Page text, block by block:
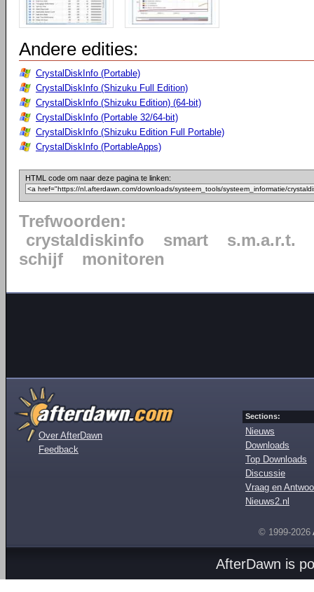
Andere edities:
CrystalDiskInfo (Portable)
CrystalDiskInfo (Shizuku Full Edition)
CrystalDiskInfo (Shizuku Edition) (64-bit)
CrystalDiskInfo (Portable 32/64-bit)
CrystalDiskInfo (Shizuku Edition Full Portable)
CrystalDiskInfo (PortableApps)
HTML code om naar deze pagina te linken:
Trefwoorden:
crystaldiskinfo
smart
s.m.a.r.t.
schijf
monitoren
Over AfterDawn
Feedback
Sections:
Nieuws
Downloads
Top Downloads
Discussie
Vraag en
Nieuws2.nl
© 1999-2026
AfterDawn is